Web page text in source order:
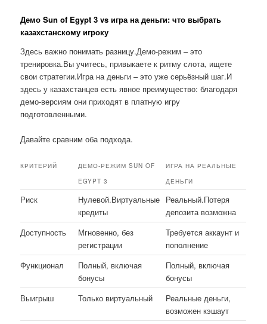
Демо Sun of Egypt 3 vs игра на деньги: что выбрать
казахстанскому игроку
Здесь важно понимать разницу.Демо-режим – это
тренировка.Вы учитесь, привыкаете к ритму слота, ищете
свои стратегии.Игра на деньги – это уже серьёзный шаг.И
здесь у казахстанцев есть явное преимущество: благодаря
демо-версиям они приходят в платную игру
подготовленными.
Давайте сравним оба подхода.
КРИТЕРИЙ
ДЕМО-РЕЖИМ SUN OF
EGYPT 3
ИГРА НА РЕАЛЬНЫЕ
ДЕНЬГИ
Риск
Нулевой.Виртуальные
кредиты
Реальный.Потеря
депозита возможна
Доступность
Мгновенно, без
регистрации
Требуется аккаунт и
пополнение
Функционал
Полный, включая
бонусы
Полный, включая
бонусы
Выигрыш
Только виртуальный
Реальные деньги,
возможен кэшаут